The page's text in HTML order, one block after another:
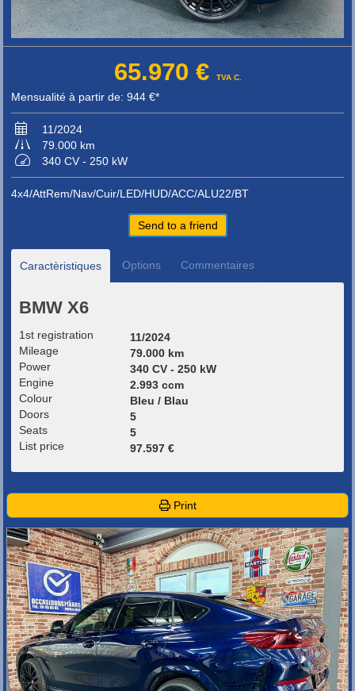
65.970 € TVA C.
Mensualité à partir de: 944 €*
11/2024
79.000 km
340 CV - 250 kW
4x4/AttRem/Nav/Cuir/LED/HUD/ACC/ALU22/BT
Send to a friend
Caractèristiques Options Commentaires
BMW X6
1st registration
11/2024
Mileage
79.000 km
Power
340 CV - 250 kW
Engine
2.993 ccm
Colour
Bleu / Blau
Doors
5
Seats
5
List price
97.597 €
Print